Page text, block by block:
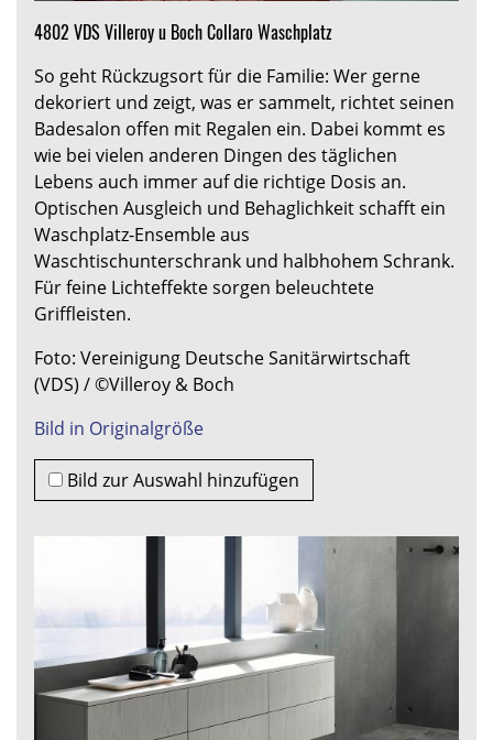
4802 VDS Villeroy u Boch Collaro Waschplatz
So geht Rückzugsort für die Familie: Wer gerne
dekoriert und zeigt, was er sammelt, richtet seinen
Badesalon offen mit Regalen ein. Dabei kommt es
wie bei vielen anderen Dingen des täglichen
Lebens auch immer auf die richtige Dosis an.
Optischen Ausgleich und Behaglichkeit schafft ein
Waschplatz-Ensemble aus
Waschtischunterschrank und halbhohem Schrank.
Für feine Lichteffekte sorgen beleuchtete
Griffleisten.
Foto: Vereinigung Deutsche Sanitärwirtschaft
(VDS) / ©Villeroy & Boch
Bild in Originalgröße
Bild zur Auswahl hinzufügen